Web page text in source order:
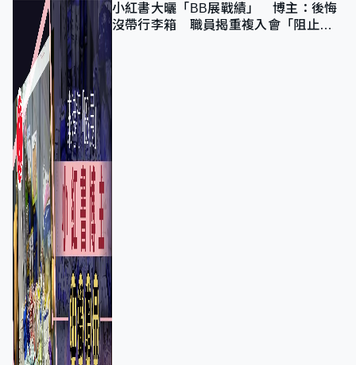
小紅書大曬「BB展戰績」 博主：後悔
沒帶行李箱 職員揭重複入會「阻止唔